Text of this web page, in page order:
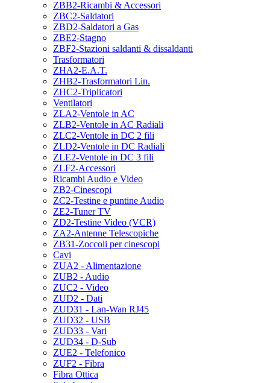
ZBB2-Ricambi & Accessori
ZBC2-Saldatori
ZBD2-Saldatori a Gas
ZBE2-Stagno
ZBF2-Stazioni saldanti & dissaldanti
Trasformatori
ZHA2-E.A.T.
ZHB2-Trasformatori Lin.
ZHC2-Triplicatori
Ventilatori
ZLA2-Ventole in AC
ZLB2-Ventole in AC Radiali
ZLC2-Ventole in DC 2 fili
ZLD2-Ventole in DC Radiali
ZLE2-Ventole in DC 3 fili
ZLF2-Accessori
Ricambi Audio e Video
ZB2-Cinescopi
ZC2-Testine e puntine Audio
ZE2-Tuner TV
ZD2-Testine Video (VCR)
ZA2-Antenne Telescopiche
ZB31-Zoccoli per cinescopi
Cavi
ZUA2 - Alimentazione
ZUB2 - Audio
ZUC2 - Video
ZUD2 - Dati
ZUD31 - Lan-Wan RJ45
ZUD32 - USB
ZUD33 - Vari
ZUD34 - D-Sub
ZUE2 - Telefonico
ZUF2 - Fibra
Fibra Ottica